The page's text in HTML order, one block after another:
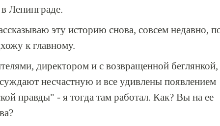
Ленинграде.
эту историю снова, совсем недавно,
к главному.
директором и с возвращенной беглянкой,
несчастную и все удивлены появлением
правды" - я тогда там работал. Как? Вы на ее